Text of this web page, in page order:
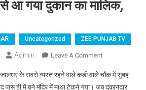
आ गया दुकान का मालिक,
Uncategorized ZEE PUNJAB TV
Admin Leave A CommentOn जालन्धर :
बाजार में स्थित
जालंधर के सबसे व्यस्त रहने वाले कड़ी वाले चौंक में सुबह
पास ही में बने मंदिर में माथा टेकने गया। जब दुकानदार